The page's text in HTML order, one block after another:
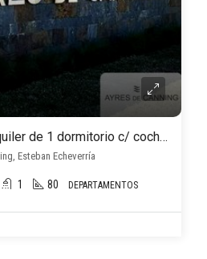
Departamento en alquiler de 1 dormitorio c/ cochera en Canning
Esteban Echeverría
1 80 DEPARTAMENTOS